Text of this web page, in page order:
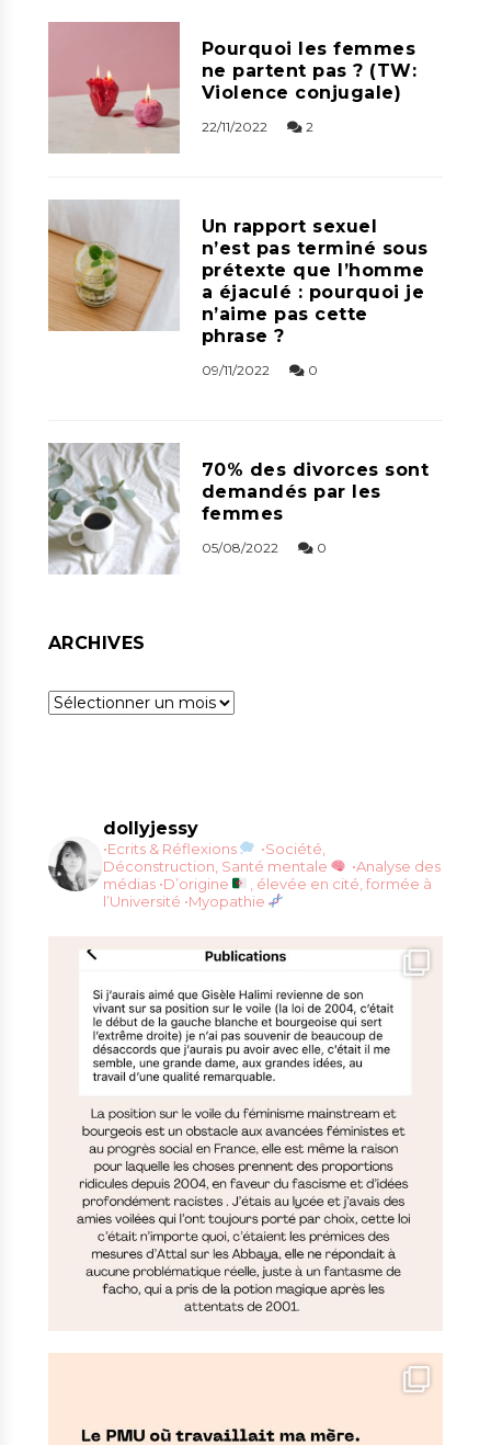
Pourquoi les femmes
ne partent pas ? (TW:
Violence conjugale)
22/11/2022 2
Un rapport sexuel
n’est pas terminé sous
prétexte que l’homme
a éjaculé : pourquoi je
n’aime pas cette
phrase ?
09/11/2022 0
70% des divorces sont
demandés par les
femmes
05/08/2022 0
ARCHIVES
Archives
dollyjessy
•Ecrits & Réflexions
•Société,
Déconstruction, Santé mentale
•Analyse des
médias •D’origine
, élevée en cité, formée à
l’Université •Myopathie